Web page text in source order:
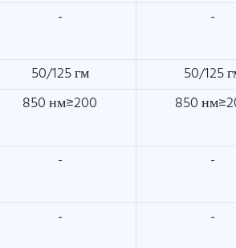
- -
50/125 гм 50/125
850 нм≥200 850
- -
- -